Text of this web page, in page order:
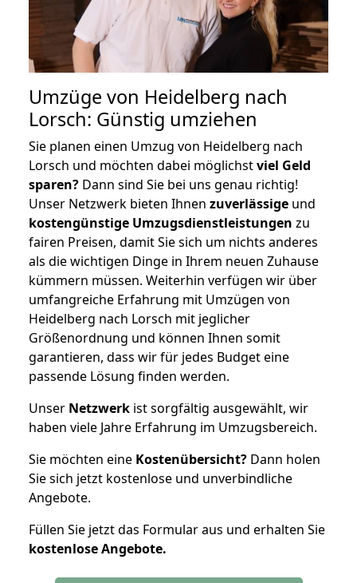
Umzüge von Heidelberg nach
Lorsch: Günstig umziehen
Sie planen einen Umzug von Heidelberg nach
Lorsch und möchten dabei möglichstviel Geld
sparen? Dann sind Sie bei uns genau richtig!
Unser Netzwerk bieten Ihnen zuverlässige und
kostengünstige Umzugsdienstleistungen zu
fairen Preisen, damit Sie sich um nichts anderes
als die wichtigen Dinge in Ihrem neuen Zuhause
kümmern müssen. Weiterhin verfügen wir über
umfangreiche Erfahrung mit Umzügen von
Heidelberg nach Lorsch mit jeglicher
Größenordnung und können Ihnen somit
garantieren, dass wir für jedes Budget eine
passende Lösung finden werden.
Unser Netzwerk ist sorgfältig ausgewählt, wir
haben viele Jahre Erfahrung im Umzugsbereich.
Sie möchten eine Kostenübersicht? Dann holen
Sie sich jetzt kostenlose und unverbindliche
Angebote.
Füllen Sie jetzt das Formular aus und erhalten Sie
kostenloseAngebote.